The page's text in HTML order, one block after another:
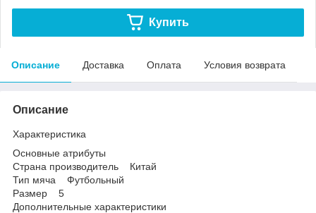
Купить
Описание Доставка Оплата Условия возврата
Описание
Характеристика
Основные атрибуты
Страна производитель Китай
Тип мяча Футбольный
Размер 5
Дополнительные характеристики